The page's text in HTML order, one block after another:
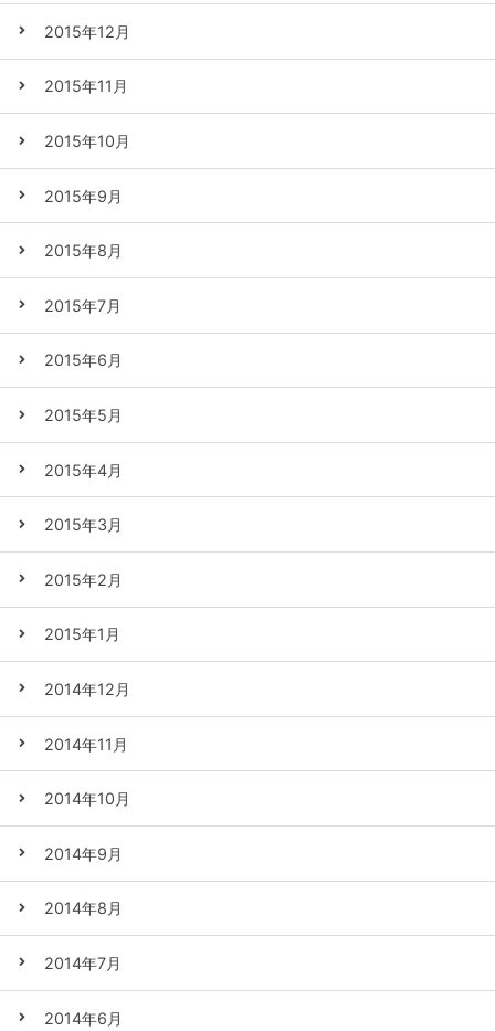
2015年12月
2015年11月
2015年10月
2015年9月
2015年8月
2015年7月
2015年6月
2015年5月
2015年4月
2015年3月
2015年2月
2015年1月
2014年12月
2014年11月
2014年10月
2014年9月
2014年8月
2014年7月
2014年6月